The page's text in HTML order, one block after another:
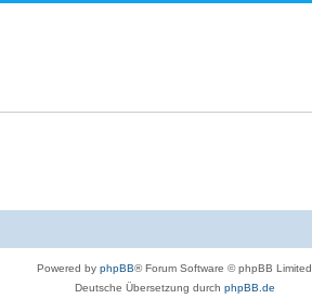
Powered by phpBB® Forum Software © phpBB Limited
Deutsche Übersetzung durch phpBB.de